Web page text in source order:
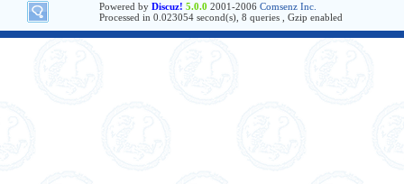
Powered by Discuz! 5.0.0 2001-2006 Comsenz Inc.
Processed in 0.023054 second(s), 8 queries , Gzip enabled